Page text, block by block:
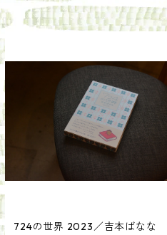
724の世界 2023／吉本ばなな